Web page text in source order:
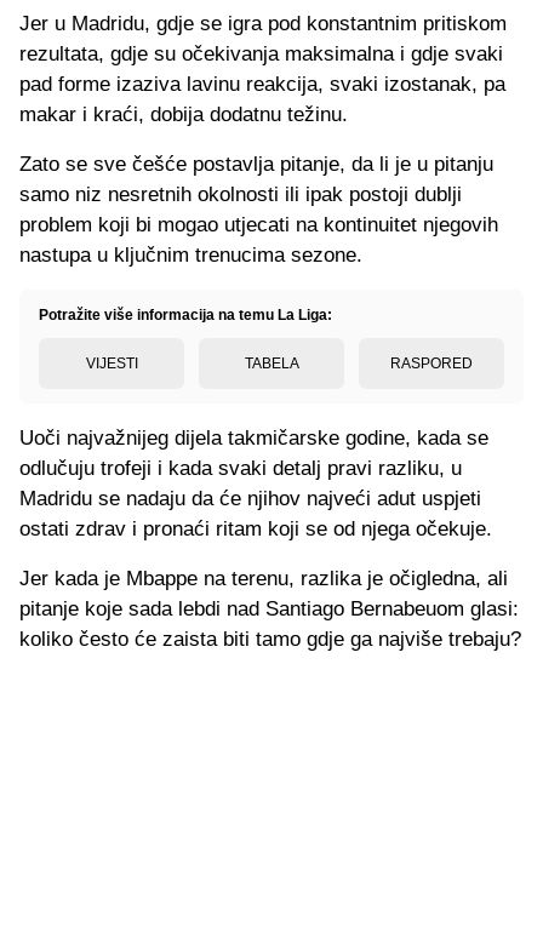
Jer u Madridu, gdje se igra pod konstantnim pritiskom
rezultata, gdje su očekivanja maksimalna i gdje svaki
pad forme izaziva lavinu reakcija, svaki izostanak, pa
makar i kraći, dobija dodatnu težinu.
Zato se sve češće postavlja pitanje, da li je u pitanju
samo niz nesretnih okolnosti ili ipak postoji dublji
problem koji bi mogao utjecati na kontinuitet njegovih
nastupa u ključnim trenucima sezone.
Potražite više informacija na temu La Liga:
VIJESTI TABELA RASPORED
Uoči najvažnijeg dijela takmičarske godine, kada se
odlučuju trofeji i kada svaki detalj pravi razliku, u
Madridu se nadaju da će njihov najveći adut uspjeti
ostati zdrav i pronaći ritam koji se od njega očekuje.
Jer kada je Mbappe na terenu, razlika je očigledna, ali
pitanje koje sada lebdi nad Santiago Bernabeuom glasi:
koliko često će zaista biti tamo gdje ga najviše trebaju?